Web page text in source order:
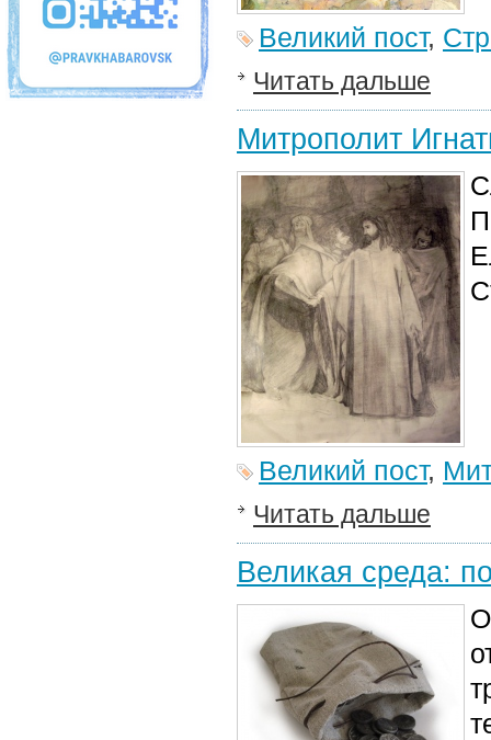
Великий пост,
Читать дальше
Митрополит
Великий пост,
Читать дальше
Великая среда: